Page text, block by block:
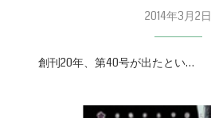
2014年3月2日
創刊20年、第40号が出たとい…